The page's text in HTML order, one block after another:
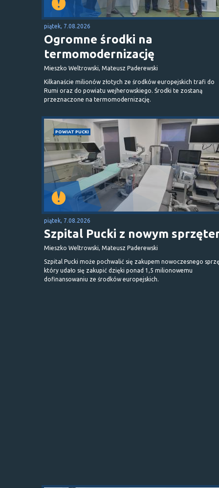
piątek, 7.08.2026
Ogromne środki na
termomodernizację
Mieszko Weltrowski, Mateusz Paderewski
Kilkanaście milionów złotych ze środków europejskich trafi do
Rumi oraz do powiatu wejherowskiego. Środki te zostaną
przeznaczone na termomodernizację.
POWIAT PUCKI
piątek, 7.08.2026
Szpital Pucki z nowym
Mieszko Weltrowski, Mateusz Paderewski
Szpital Pucki może pochwalić się zakupem nowoczesnego
który udało się zakupić dzięki ponad 1,5 milionowemu
dofinansowaniu ze środków europejskich.